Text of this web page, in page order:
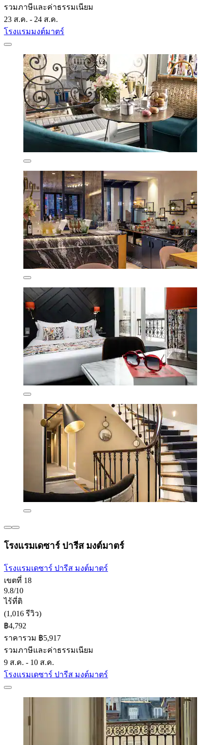
รวมภาษีและค่าธรรมเนียม
23 ส.ค. - 24 ส.ค.
โรงแรมมงต์มาตร์
โรงแรมเดซาร์ ปารีส มงต์มาตร์
โรงแรมเดซาร์ ปารีส มงต์มาตร์
เขตที่ 18
9.8/10
ไร้ที่ติ
(1,016 รีวิว)
฿4,792
ราคารวม ฿5,917
รวมภาษีและค่าธรรมเนียม
9 ส.ค. - 10 ส.ค.
โรงแรมเดซาร์ ปารีส มงต์มาตร์